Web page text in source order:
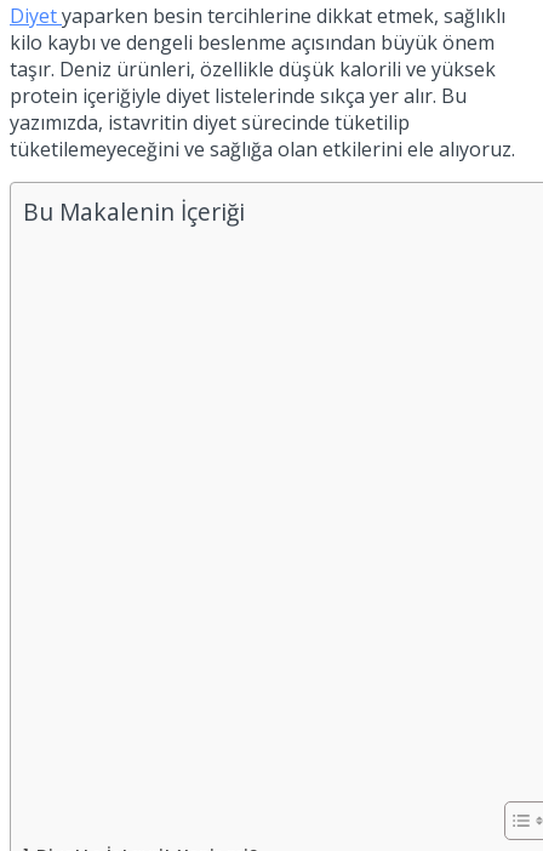
Diyetyaparken besin tercihlerine dikkat etmek, sağlıklı
kilo kaybı ve dengeli beslenme açısından büyük önem
taşır. Deniz ürünleri, özellikle düşük kalorili ve yüksek
protein içeriğiyle diyet listelerinde sıkça yer alır. Bu
yazımızda, istavritin diyet sürecinde tüketilip
tüketilemeyeceğini ve sağlığa olan etkilerini ele alıyoruz.
Bu Makalenin İçeriği